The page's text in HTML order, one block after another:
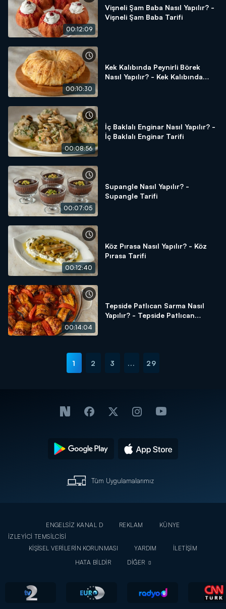
00:12:09
Vişneli Şam Baba Nasıl Yapılır? -
Vişneli Şam Baba Tarifi
00:10:30
Kek Kalıbında Peynirli Börek
Nasıl Yapılır? - Kek Kalıbında
00:08:56
İç Baklalı Enginar Nasıl Yapılır? -
İç Baklalı Enginar Tarifi
00:07:05
Supangle Nasıl Yapılır? -
Supangle Tarifi
00:12:40
Köz Pırasa Nasıl Yapılır? - Köz
Pırasa Tarifi
00:14:04
Tepside Patlıcan Sarma Nasıl
Yapılır? - Tepside Patlıcan
1 2 3 ... 29
Tüm Uygulamalarımız
ENGELSİZ KANAL D REKLAM
KÜNYE
İZLEYİCİ TEMSİLCİSİ
KİŞİSEL VERİLERİN KORUNMASI
YARDIM
İLETİŞİM
HATA BİLDİR
DİĞER